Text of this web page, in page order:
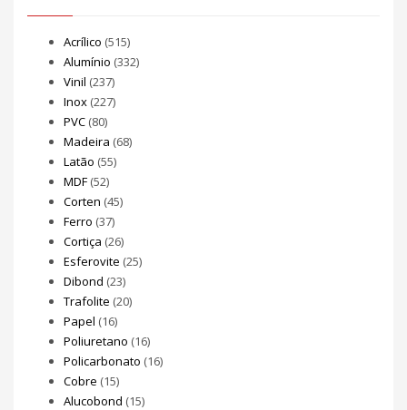
Acrílico (515)
Alumínio (332)
Vinil (237)
Inox (227)
PVC (80)
Madeira (68)
Latão (55)
MDF (52)
Corten (45)
Ferro (37)
Cortiça (26)
Esferovite (25)
Dibond (23)
Trafolite (20)
Papel (16)
Poliuretano (16)
Policarbonato (16)
Cobre (15)
Alucobond (15)